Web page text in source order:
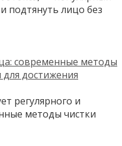
подтянуть лицо без
современные методы
достижения
регулярного и
методы чистки